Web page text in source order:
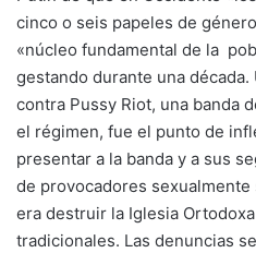
cinco o seis papeles de
«núcleo fundamental de la
gestando durante una década.
contra Pussy Riot, una banda
el régimen, fue el punto de
presentar a la banda y a sus
de provocadores
era destruir la Iglesia
tradicionales. Las denuncias